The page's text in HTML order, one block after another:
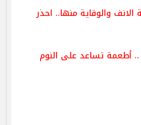
والوقاية منها.. احذر
.. أطعمة تساعد على النوم